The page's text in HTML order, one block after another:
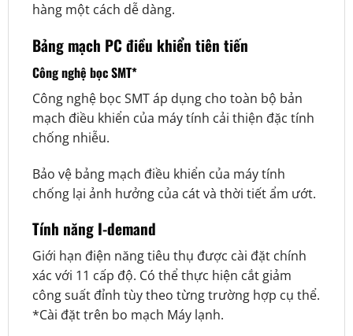
hàng một cách dễ dàng.
Bảng mạch PC điều khiển tiên tiến
Công nghệ bọc SMT*
Công nghệ bọc SMT áp dụng cho toàn bộ bản
mạch điều khiển của máy tính cải thiện đặc tính
chống nhiễu.
Bảo vệ bảng mạch điều khiển của máy tính
chống lại ảnh hưởng của cát và thời tiết ẩm ướt.
Tính năng I-demand
Giới hạn điện năng tiêu thụ được cài đặt chính
xác với 11 cấp độ. Có thể thực hiện cắt giảm
công suất đỉnh tùy theo từng trường hợp cụ thể.
*Cài đặt trên bo mạch Máy lạnh.